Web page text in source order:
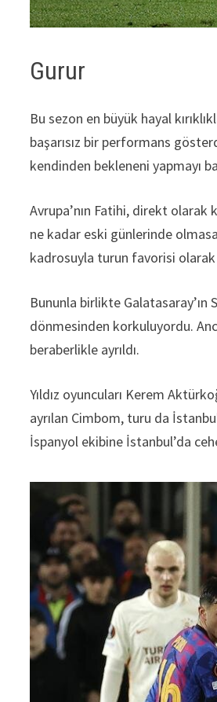
Gurur
Bu sezon en büyük hayal
başarısız bir performans
kendinden bekleneni yapmayı
Avrupa’nın Fatihi, direkt olarak
ne kadar eski günlerinde
kadrosuyla turun favorisi
Bununla birlikte Galatasaray’ın
dönmesinden korkuluyordu.
beraberlikle ayrıldı.
Yıldız oyuncuları Kerem
ayrılan Cimbom, turu da
İspanyol ekibine İstanbul’da